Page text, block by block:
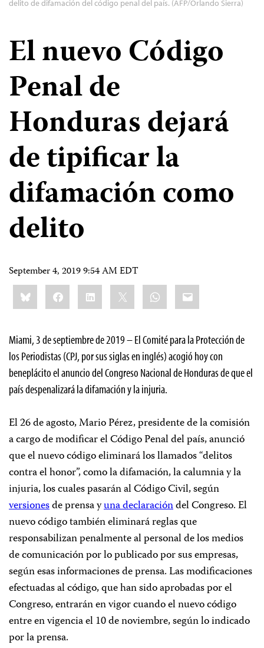
delito de difamación del código penal del país. (AFP/Orlando Sierra)
El nuevo Código
Penal de
Honduras dejará
de tipificar la
difamación como
delito
September 4, 2019 9:54 AM EDT
Share
this:BlueskyFacebookLinkedIn WhatsApp
Email
Miami, 3 de septiembre de 2019 – El Comité para la Protección de
los Periodistas (CPJ, por sus siglas en inglés) acogió hoy con
beneplácito el anuncio del Congreso Nacional de Honduras de que el
país despenalizará la difamación y la injuria.
El 26 de agosto, Mario Pérez, presidente de la comisión
a cargo de modificar el Código Penal del país, anunció
que el nuevo código eliminará los llamados “delitos
contra el honor”, como la difamación, la calumnia y la
injuria, los cuales pasarán al Código Civil, según
versionesde prensa yuna declaracióndel Congreso. El
nuevo código también eliminará reglas que
responsabilizan penalmente al personal de los medios
de comunicación por lo publicado por sus empresas,
según esas informaciones de prensa. Las modificaciones
efectuadas al código, que han sido aprobadas por el
Congreso, entrarán en vigor cuando el nuevo código
entre en vigencia el 10 de noviembre, según lo indicado
por la prensa.